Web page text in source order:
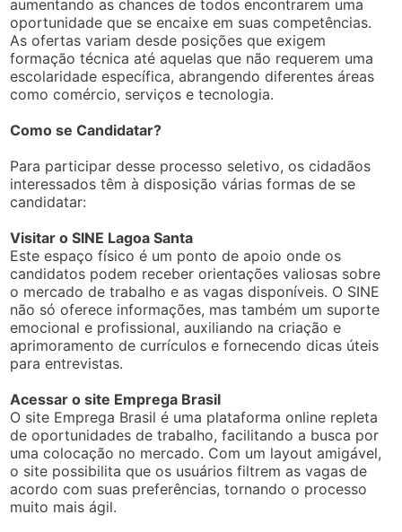
aumentando as chances de todos encontrarem uma
oportunidade que se encaixe em suas competências.
As ofertas variam desde posições que exigem
formação técnica até aquelas que não requerem uma
escolaridade específica, abrangendo diferentes áreas
como comércio, serviços e tecnologia.
Como se Candidatar?
Para participar desse processo seletivo, os cidadãos
interessados têm à disposição várias formas de se
candidatar:
Visitar o SINE Lagoa Santa
Este espaço físico é um ponto de apoio onde os
candidatos podem receber orientações valiosas sobre
o mercado de trabalho e as vagas disponíveis. O SINE
não só oferece informações, mas também um suporte
emocional e profissional, auxiliando na criação e
aprimoramento de currículos e fornecendo dicas úteis
para entrevistas.
Acessar o site Emprega Brasil
O site Emprega Brasil é uma plataforma online repleta
de oportunidades de trabalho, facilitando a busca por
uma colocação no mercado. Com um layout amigável,
o site possibilita que os usuários filtrem as vagas de
acordo com suas preferências, tornando o processo
muito mais ágil.